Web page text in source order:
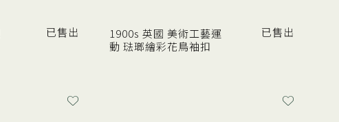
已售出
1900s 英國 美術工藝運
動 琺瑯繪彩花鳥袖扣
已售出